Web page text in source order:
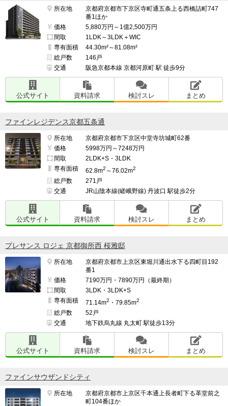
所在地
京都府京都市下京区寺町通五条上る西橋詰町747
番1ほか
価格
5,880万円～1億2,500万円
間取
1LDK～3LDK＋WIC
専有面積
44.30m²～81.08m²
総戸数
146戸
交通
阪急京都本線 京都河原町 駅 徒歩9分
公式サイト 資料請求 検討スレ まとめ
ファインレジデンス京都五条通
所在地
京都府京都市下京区中堂寺坊城町62番
価格
5998万円～7248万円
間取
2LDK+S・3LDK
専有面積
62.8m2 ～76.02m2
総戸数
271戸
交通
JR山陰本線(嵯峨野線) 丹波口 駅徒歩2分
公式サイト 資料請求 検討スレ まとめ
プレサンス ロジェ 京都御所西 桜雅邸
所在地
京都府京都市上京区東堀川通出水下る四町目192
番1
価格
7190万円・7890万円（最終期）
間取
3LDK・3LDK+S
専有面積
71.14m2 ・79.85m2
総戸数
52戸
交通
地下鉄烏丸線 丸太町 駅徒歩13分
公式サイト 資料請求 検討スレ まとめ
ファインサウザンドシティ
所在地
京都府京都市上京区千本通上長者町下る革堂前之
町104番ほか